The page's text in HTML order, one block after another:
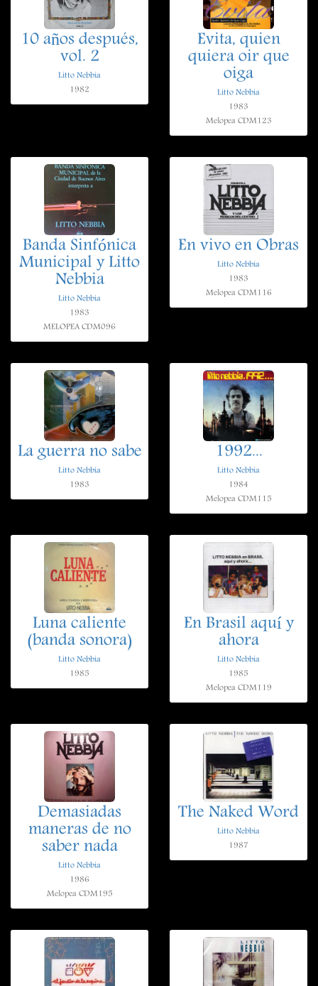
10 años después,
vol. 2
Litto Nebbia
1982
Evita, quien
quiera oir que
oiga
Litto Nebbia
1983
Melopea CDM123
Banda Sinfónica
Municipal y Litto
Nebbia
Litto Nebbia
1983
MELOPEA CDM096
En vivo en Obras
Litto Nebbia
1983
Melopea CDM116
La guerra no sabe
Litto Nebbia
1983
1992...
Litto Nebbia
1984
Melopea CDM115
Luna caliente
(banda sonora)
Litto Nebbia
1985
En Brasil aquí y
ahora
Litto Nebbia
1985
Melopea CDM119
Demasiadas
maneras de no
saber nada
Litto Nebbia
1986
Melopea CDM195
The Naked Word
Litto Nebbia
1987